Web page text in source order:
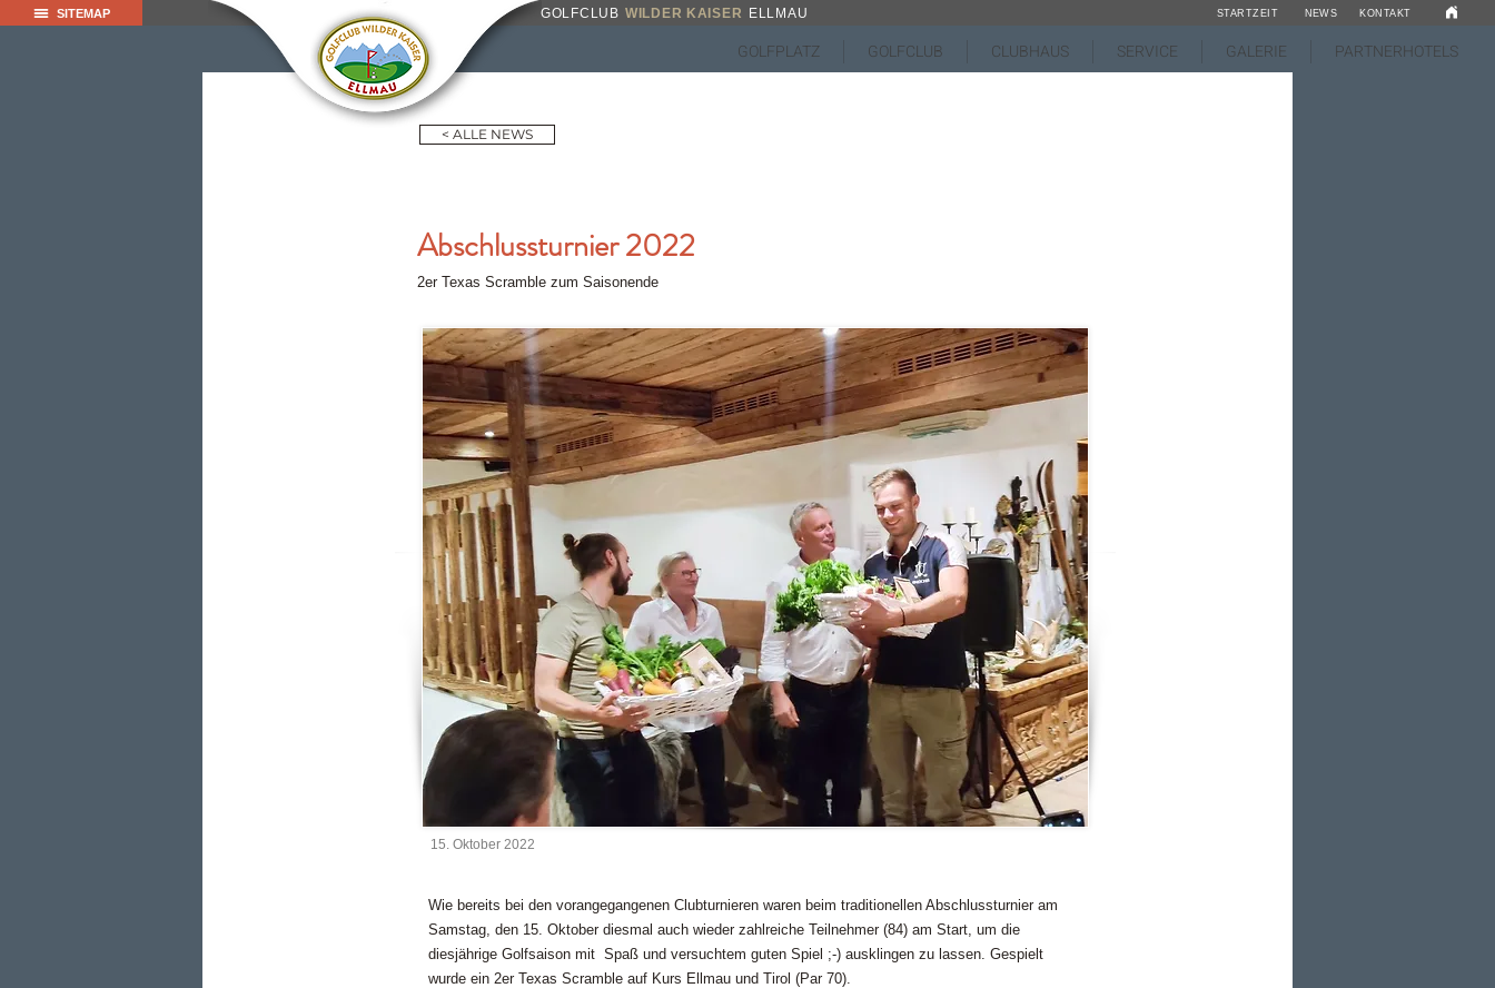
GOLFPLATZ GOLFCLUB CLUBHAUS SERVICE GALERIE PARTNERHOTELS
SITEMAP GOLFCLUB WILDER KAISER ELLMAU STARTZEIT NEWS KONTAKT
< ALLE NEWS
Abschlussturnier 2022
2er Texas Scramble zum Saisonende
15. Oktober 2022
Wie bereits bei den vorangegangenen Clubturnieren waren beim traditionellen Abschlussturnier am
Samstag, den 15. Oktober diesmal auch wieder zahlreiche Teilnehmer (84) am Start, um die
diesjährige Golfsaison mit Spaß und versuchtem guten Spiel ;-) ausklingen zu lassen. Gespielt
wurde ein 2er Texas Scramble auf Kurs Ellmau und Tirol (Par 70).